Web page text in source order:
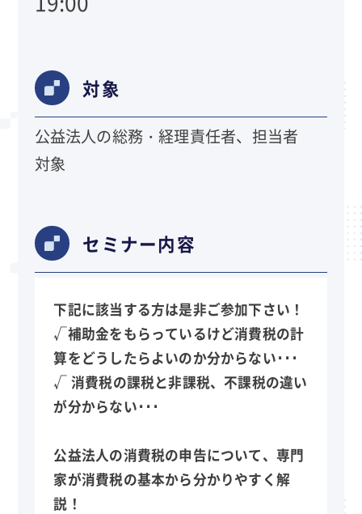
対象
公益法人の総務・経理責任者、担当者
対象
セミナー内容
下記に該当する方は是非ご参加下さい！
√補助金をもらっているけど消費税の計
算をどうしたらよいのか分からない･･･
√ 消費税の課税と非課税、不課税の違い
が分からない･･･
公益法人の消費税の申告について、専門
家が消費税の基本から分かりやすく解
説！